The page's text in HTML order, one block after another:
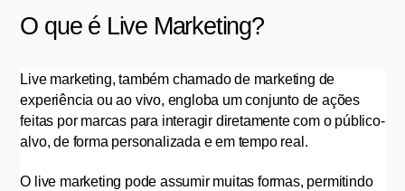
O que é Live Marketing?
Live marketing, também chamado de marketing de
experiência ou ao vivo, engloba um conjunto de ações
feitas por marcas para interagir diretamente com o público-
alvo, de forma personalizada e em tempo real.
O live marketing pode assumir muitas formas, permitindo